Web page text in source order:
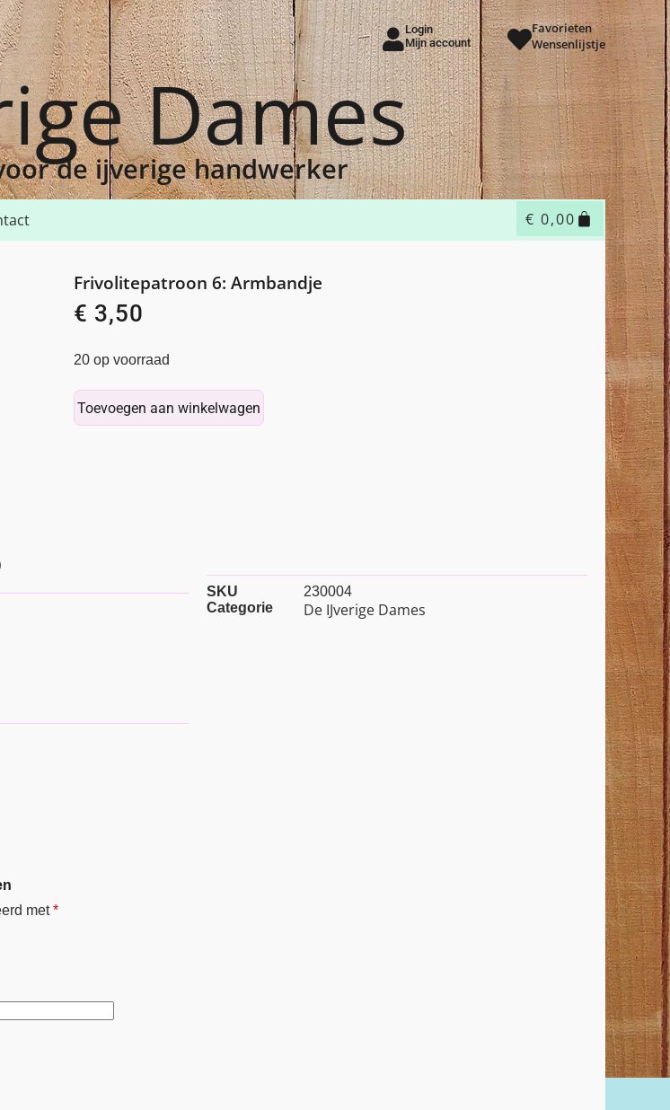
Login
Mijn account
Favorieten
Wensenlijstje
Dames
de ijverige handwerker
€ 0,00
Frivolitepatroon 6: Armbandje
€ 3,50
20 op voorraad
Toevoegen aan winkelwagen
met*
SKU
230004
Categorie
De IJverige Dames